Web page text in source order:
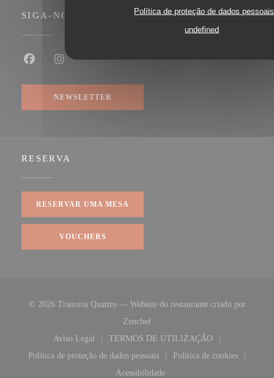
Política de proteção de dados pessoais
undefined
SIGA-NOS
NEWSLETTER
RESERVA
RESERVAR UMA MESA
VOUCHERS
© 2026 Trattoria Quattro — Website do restaurante criado por
Zenchef((abre numa nova janela))
Aviso Legal
((abre numa nova janela))
TERMOS DE UTILIZAÇÃO
((abre numa nova janela))
Política de proteção de dados pessoais
((abre numa nova janela))
Política de cookies
((abre numa
Acessibilidade